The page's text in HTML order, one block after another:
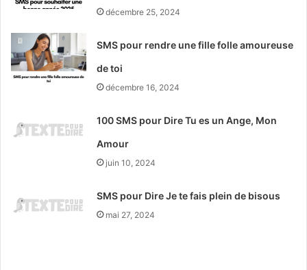
décembre 25, 2024
SMS pour rendre une fille folle amoureuse
de toi
décembre 16, 2024
100 SMS pour Dire Tu es un Ange, Mon
Amour
juin 10, 2024
SMS pour Dire Je te fais plein de bisous
mai 27, 2024